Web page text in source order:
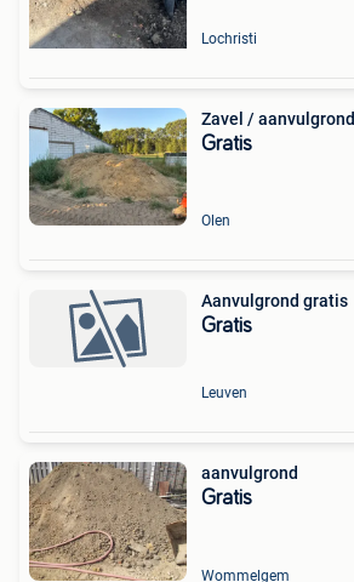
Lochristi
Zavel / aanvulgrond
Gratis
Olen
Aanvulgrond gratis
Gratis
Leuven
aanvulgrond
Gratis
Wommelgem